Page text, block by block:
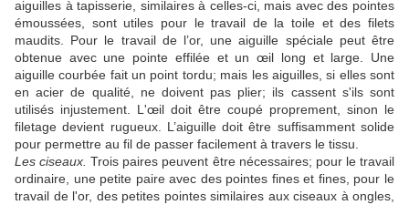
aiguilles à tapisserie, similaires à celles-ci, mais avec des pointes
émoussées, sont utiles pour le travail de la toile et des filets
maudits.
Pour le travail de l’or, une aiguille spéciale peut être
obtenue avec une pointe effilée et un œil long et large.
Une
aiguille courbée fait un point tordu; mais les aiguilles, si elles sont
en acier de qualité, ne doivent pas plier; ils cassent s'ils sont
utilisés injustement.
L'œil doit être coupé proprement, sinon le
filetage devient rugueux.
L’aiguille doit être suffisamment solide
pour permettre au fil de passer facilement à travers le tissu.
Les ciseaux. Trois paires peuvent être nécessaires; pour le travail
ordinaire, une petite paire avec des pointes fines et fines, pour le
travail de l'or, des petites pointes similaires aux ciseaux à ongles,